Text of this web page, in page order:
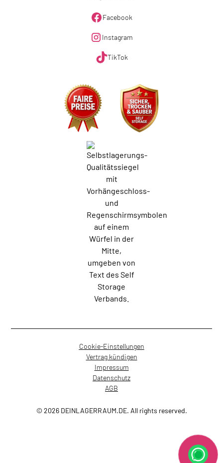
Facebook
Instagram
TikTok
© 2026 DEINLAGERRAUM.DE. All rights reserved.
Cookie-Einstellungen
Vertrag kündigen
Impressum
Datenschutz
AGB